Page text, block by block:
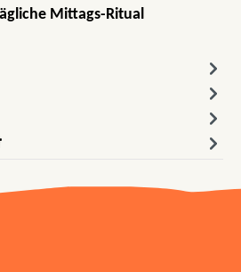
Mittags-Ritual